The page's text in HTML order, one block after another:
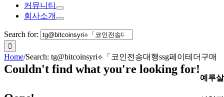
커뮤니티
회사소개
Search for:
Home/Search: tg@bitcoinsyri⟡「코인전송대행ssg페이테더구매
Couldn't find what you're looking for!
예루